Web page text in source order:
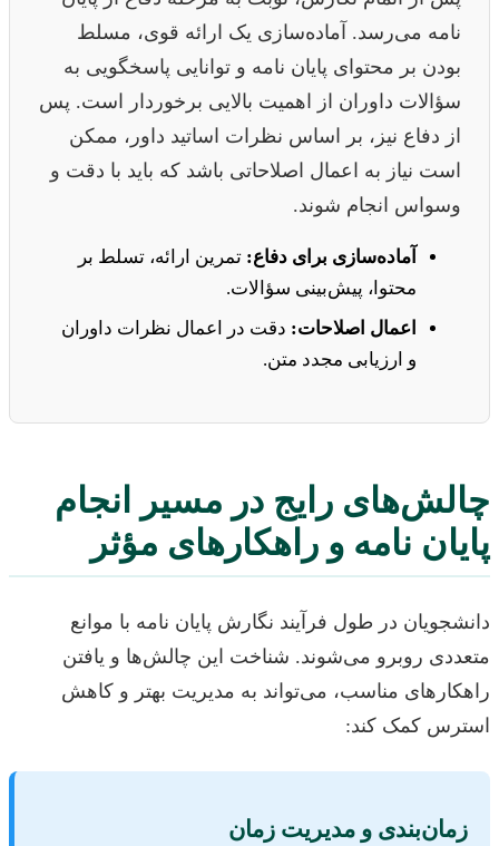
نامه می‌رسد. آماده‌سازی یک ارائه قوی، مسلط
بودن بر محتوای پایان نامه و توانایی پاسخگویی به
سؤالات داوران از اهمیت بالایی برخوردار است. پس
از دفاع نیز، بر اساس نظرات اساتید داور، ممکن
است نیاز به اعمال اصلاحاتی باشد که باید با دقت و
وسواس انجام شوند.
آماده‌سازی برای دفاع: تمرین ارائه، تسلط بر
محتوا، پیش‌بینی سؤالات.
اعمال اصلاحات: دقت در اعمال نظرات داوران
و ارزیابی مجدد متن.
چالش‌های رایج در مسیر انجام
پایان نامه و راهکارهای مؤثر
دانشجویان در طول فرآیند نگارش پایان نامه با موانع
متعددی روبرو می‌شوند. شناخت این چالش‌ها و یافتن
راهکارهای مناسب، می‌تواند به مدیریت بهتر و کاهش
استرس کمک کند:
زمان‌بندی و مدیریت زمان